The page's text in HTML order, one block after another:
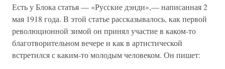
Есть у Блока статья — «Русские дэнди»,— написанная 2
мая 1918 года. В этой статье рассказывалось, как первой
революционной зимой он принял участие в каком-то
благотворительном вечере и как в артистической
встретился с каким-то молодым человеком. Он пишет: